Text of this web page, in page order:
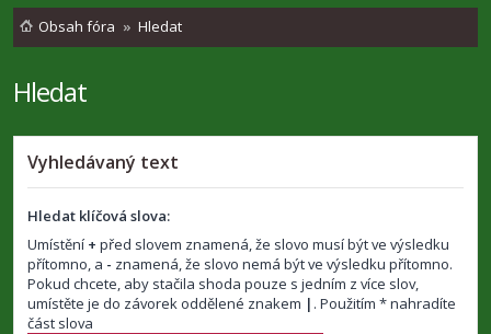
Obsah fóra Hledat
Hledat
Vyhledávaný text
Hledat klíčová slova:
Umístění + před slovem znamená, že slovo musí být ve výsledku
přítomno, a - znamená, že slovo nemá být ve výsledku přítomno.
Pokud chcete, aby stačila shoda pouze s jedním z více slov,
umístěte je do závorek oddělené znakem | . Použitím * nahradíte
část slova